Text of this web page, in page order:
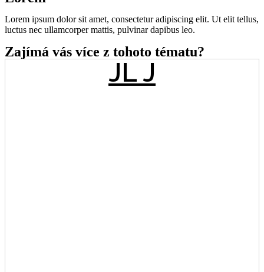
Lorem ipsum dolor sit amet, consectetur adipiscing elit. Ut elit tellus,
luctus nec ullamcorper mattis, pulvinar dapibus leo.
Zajímá vás více z tohoto tématu?
JL J